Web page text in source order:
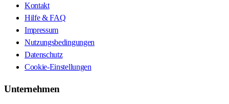
Kontakt
Hilfe & FAQ
Impressum
Nutzungsbedingungen
Datenschutz
Cookie-Einstellungen
Unternehmen